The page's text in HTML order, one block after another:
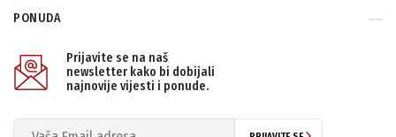
PONIŠTITE SVE FILTERE
PONUDA
Prijavite se na naš
newsletter kako bi dobijali
najnovije vijesti i ponude.